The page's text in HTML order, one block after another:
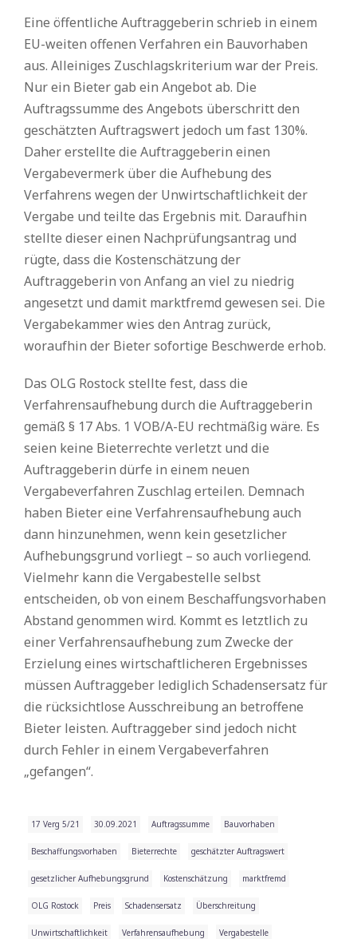
Eine öffentliche Auftraggeberin schrieb in einem
EU-weiten offenen Verfahren ein Bauvorhaben
aus. Alleiniges Zuschlagskriterium war der Preis.
Nur ein Bieter gab ein Angebot ab. Die
Auftragssumme des Angebots überschritt den
geschätzten Auftragswert jedoch um fast 130%.
Daher erstellte die Auftraggeberin einen
Vergabevermerk über die Aufhebung des
Verfahrens wegen der Unwirtschaftlichkeit der
Vergabe und teilte das Ergebnis mit. Daraufhin
stellte dieser einen Nachprüfungsantrag und
rügte, dass die Kostenschätzung der
Auftraggeberin von Anfang an viel zu niedrig
angesetzt und damit marktfremd gewesen sei. Die
Vergabekammer wies den Antrag zurück,
woraufhin der Bieter sofortige Beschwerde erhob.
Das OLG Rostock stellte fest, dass die
Verfahrensaufhebung durch die Auftraggeberin
gemäß § 17 Abs. 1 VOB/A-EU rechtmäßig wäre. Es
seien keine Bieterrechte verletzt und die
Auftraggeberin dürfe in einem neuen
Vergabeverfahren Zuschlag erteilen. Demnach
haben Bieter eine Verfahrensaufhebung auch
dann hinzunehmen, wenn kein gesetzlicher
Aufhebungsgrund vorliegt – so auch vorliegend.
Vielmehr kann die Vergabestelle selbst
entscheiden, ob von einem Beschaffungsvorhaben
Abstand genommen wird. Kommt es letztlich zu
einer Verfahrensaufhebung zum Zwecke der
Erzielung eines wirtschaftlicheren Ergebnisses
müssen Auftraggeber lediglich Schadensersatz für
die rücksichtlose Ausschreibung an betroffene
Bieter leisten. Auftraggeber sind jedoch nicht
durch Fehler in einem Vergabeverfahren
„gefangen“.
17 Verg 5/21 30.09.2021 Auftragssumme Bauvorhaben
Beschaffungsvorhaben Bieterrechte geschätzter Auftragswert
gesetzlicher Aufhebungsgrund Kostenschätzung marktfremd
OLG Rostock Preis Schadensersatz Überschreitung
Unwirtschaftlichkeit Verfahrensaufhebung Vergabestelle